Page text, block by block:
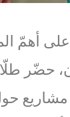
أهمّ
حضّر